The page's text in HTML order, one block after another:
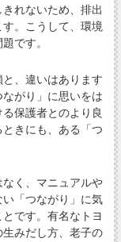
れないため、排出
。こうして、環境
です。
、違いはあります
がり」に思いをは
保護者とのより良
きにも、ある「つ
く、マニュアルや
「つながり」に気
です。有名なトヨ
みだし方、老子の